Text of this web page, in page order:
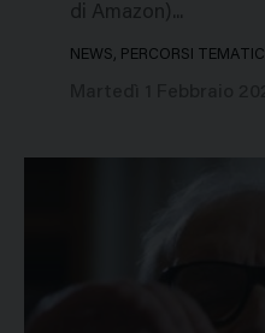
di Amazon)...
NEWS, PERCORSI TEMATICI